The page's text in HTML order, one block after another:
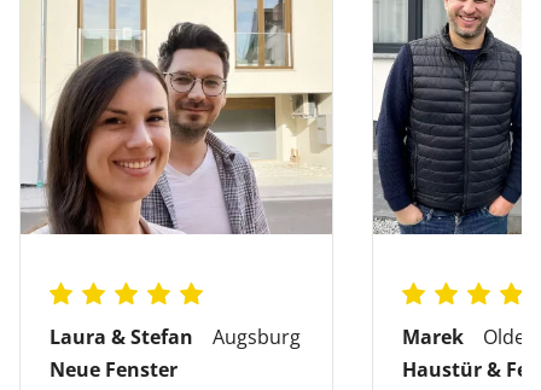
Laura & Stefan
Augsburg
Neue Fenster
Marek
Haustür &